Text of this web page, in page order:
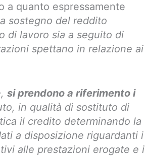
a quanto espressamente
sostegno del reddito
di lavoro sia a seguito di
spettano in relazione ai
si prendono a riferimento i
in qualità di sostituto di
il credito determinando la
a disposizione riguardanti i
alle prestazioni erogate e i